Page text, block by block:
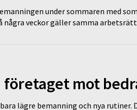
under sommaren med
några veckor gäller samma
företaget mot
lägre bemanning och nya rutiner.